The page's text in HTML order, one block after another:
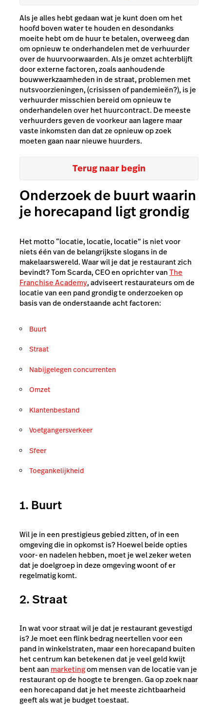
Als je alles hebt gedaan wat je kunt doen om het
hoofd boven water te houden en desondanks
moeite hebt om de huur te betalen, overweeg dan
om opnieuw te onderhandelen met de verhuurder
over de huurvoorwaarden. Als je omzet achterblijft
door externe factoren, zoals aanhoudende
bouwwerkzaamheden in de straat, problemen met
nutsvoorzieningen, (crisissen of pandemieën?), is je
verhuurder misschien bereid om opnieuw te
onderhandelen over het huurcontract. De meeste
verhuurders geven de voorkeur aan lagere maar
vaste inkomsten dan dat ze opnieuw op zoek
moeten gaan naar nieuwe huurders.
Terug naar begin
Onderzoek de buurt waarin
je horecapand ligt grondig
Het motto “locatie, locatie, locatie” is niet voor
niets één van de belangrijkste slogans in de
makelaarswereld. Waar wil je dat je restaurant zich
bevindt? Tom Scarda, CEO en oprichter vanThe
Franchise Academy, adviseert restaurateurs om de
locatie van een pand grondig te onderzoeken op
basis van de onderstaande acht factoren:
Buurt
Straat
Nabijgelegen concurrenten
Omzet
Klantenbestand
Voetgangersverkeer
Sfeer
Toegankelijkheid
1. Buurt
Wil je in een prestigieus gebied zitten, of in een
omgeving die in opkomst is? Hoewel beide opties
voor- en nadelen hebben, moet je wel zeker weten
dat je doelgroep in deze omgeving woont of er
regelmatig komt.
2. Straat
In wat voor straat wil je dat je restaurant gevestigd
is? Je moet een flink bedrag neertellen voor een
pand in winkelstraten, maar een horecapand buiten
het centrum kan betekenen dat je veel geld kwijt
bent aan marketingom mensen van de locatie van je
restaurant op de hoogte te brengen. Ga op zoek naar
een horecapand dat je het meeste zichtbaarheid
geeft als wat je budget toestaat.